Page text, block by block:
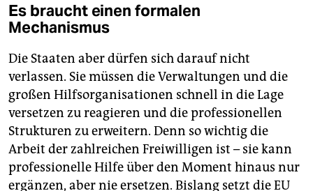
Es braucht einen formalen
Mechanismus
Die Staaten aber dürfen sich darauf nicht
verlassen. Sie müssen die Verwaltungen und die
großen Hilfsorganisationen schnell in die Lage
versetzen zu reagieren und die professionellen
Strukturen zu erweitern. Denn so wichtig die
Arbeit der zahlreichen Freiwilligen ist – sie kann
professionelle Hilfe über den Moment hinaus nur
ergänzen, aber nie ersetzen. Bislang setzt die EU